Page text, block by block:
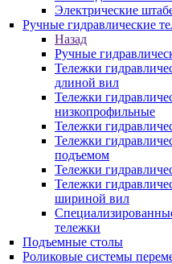
Электрические
Ручные гидравлические
Назад
Ручные
Тележки
длиной вил
Тележки
низкопрофильные
Тележки
Тележки
подъемом
Тележки
Тележки
шириной вил
тележки
Подъемные столы
Роликовые системы